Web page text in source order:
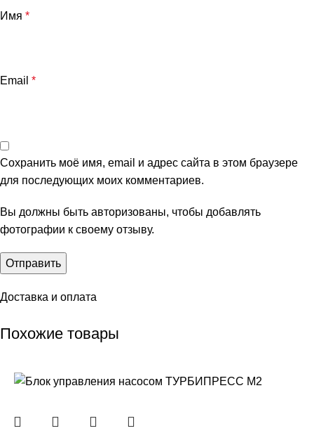
Имя *
Email *
Сохранить моё имя, email и адрес сайта в этом браузере
для последующих моих комментариев.
Вы должны быть авторизованы, чтобы добавлять
фотографии к своему отзыву.
Доставка и оплата
Похожие товары